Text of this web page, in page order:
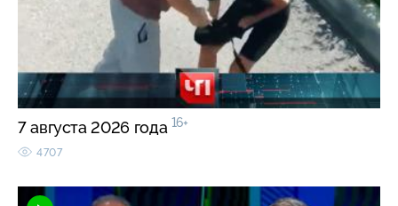
7 августа 2026 года 16+
4707